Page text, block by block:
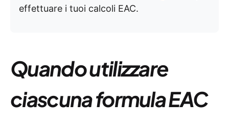
effettuare i tuoi calcoli EAC.
Quando utilizzare
ciascuna formula EAC